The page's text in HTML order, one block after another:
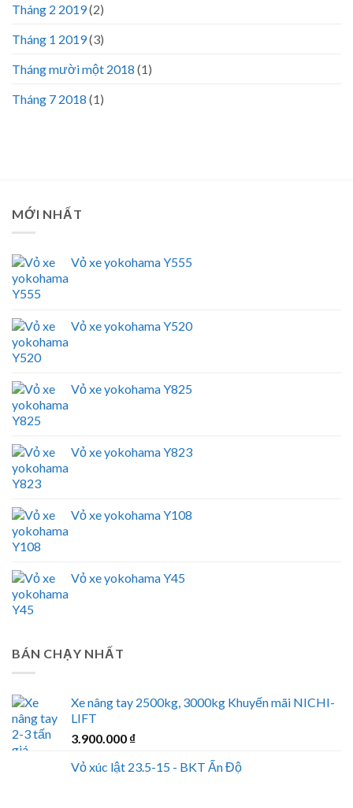
Tháng 2 2019(2)
Tháng 1 2019(3)
Tháng mười một 2018 (1)
Tháng 7 2018 (1)
MỚI NHẤT
Vỏ xe yokohama Y555
Vỏ xe yokohama Y520
Vỏ xe yokohama Y825
Vỏ xe yokohama Y823
Vỏ xe yokohama Y108
Vỏ xe yokohama Y45
BÁN CHẠY NHẤT
Xe nâng tay 2500kg, 3000kg Khuyến mãi NICHI-
LIFT
3.900.000 ₫
Vỏ xúc lật 23.5-15 - BKT Ấn Độ